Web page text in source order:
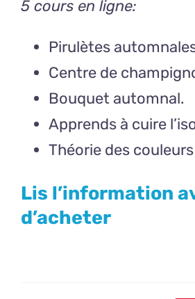
5 cours en ligne:
Pirulètes
Centre de
Bouquet automnal.
Apprends à cuire
Théorie des
Lis l’information
d’acheter